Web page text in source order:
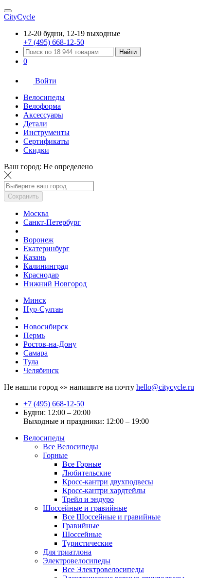
CityCycle
12-20 будни, 12-19 выходные
+7 (495) 668-12-50
Найти
0
Войти
Велосипеды
Велоформа
Аксессуары
Детали
Инструменты
Сертификаты
Скидки
Ваш город: Не определено
Сохранить
Москва
Санкт-Петербург
Воронеж
Екатеринбург
Казань
Калининград
Краснодар
Нижний Новгород
Минск
Нур-Султан
Новосибирск
Пермь
Ростов-на-Дону
Самара
Тула
Челябинск
Не нашли город «» напишите на почту hello@citycycle.ru
+7 (495) 668-12-50
Будни: 12:00 – 20:00
Выходные и праздники: 12:00 – 19:00
Велосипеды
Все Велосипеды
Горные
Все Горные
Любительские
Кросс-кантри двухподвесы
Кросс-кантри хардтейлы
Трейл и эндуро
Шоссейные и гравийные
Все Шоссейные и гравийные
Гравийные
Шоссейные
Туристические
Для триатлона
Электровелосипеды
Все Электровелосипеды